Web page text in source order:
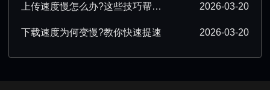
上传速度慢怎么办?这些技巧帮你提速 2026-03-20
下载速度为何变慢?教你快速提速 2026-03-20